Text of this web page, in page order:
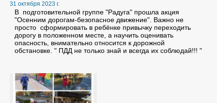
31 октября 2023 г.
В подготовительной группе "Радуга" прошла акция
"Осенним дорогам-безопасное движение". Важно не
просто сформировать в ребёнке привычку переходить
дорогу в положенном месте, а научить оценивать
опасность, внимательно относится к дорожной
обстановке. " ПДД не только знай и всегда их соблюдай!!! "